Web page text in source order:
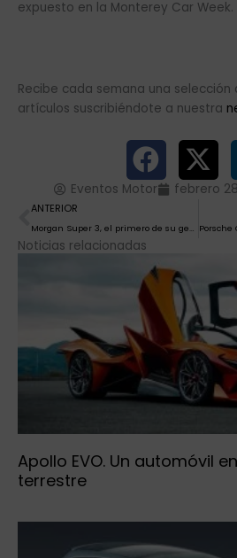
expuesto en la Monterey Car Week.
Recibe cada semana una
artículos suscribiéndote a nuestra
Eventos Motor febrero
Ant
ANTERIOR
Morgan Super 3, el primero de su generación
Noticias relacionadas
Apollo EVO. Un automóvil
terrestre